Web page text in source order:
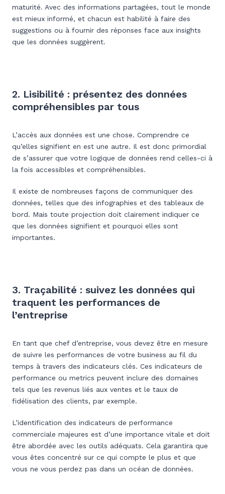
maturité. Avec des informations partagées, tout le monde
est mieux informé, et chacun est habilité à faire des
suggestions ou à fournir des réponses face aux insights
que les données suggèrent.
2. Lisibilité : présentez des données
compréhensibles par tous
L’accès aux données est une chose. Comprendre ce
qu’elles signifient en est une autre. Il est donc primordial
de s’assurer que votre logique de données rend celles-ci à
la fois accessibles et compréhensibles.
Il existe de nombreuses façons de communiquer des
données, telles que des infographies et des tableaux de
bord. Mais toute projection doit clairement indiquer ce
que les données signifient et pourquoi elles sont
importantes.
3. Traçabilité : suivez les données qui
traquent les performances de
l’entreprise
En tant que chef d’entreprise, vous devez être en mesure
de suivre les performances de votre business au fil du
temps à travers des indicateurs clés. Ces indicateurs de
performance ou metrics peuvent inclure des domaines
tels que les revenus liés aux ventes et le taux de
fidélisation des clients, par exemple.
L’identification des indicateurs de performance
commerciale majeures est d’une importance vitale et doit
être abordée avec les outils adéquats. Cela garantira que
vous êtes concentré sur ce qui compte le plus et que
vous ne vous perdez pas dans un océan de données.